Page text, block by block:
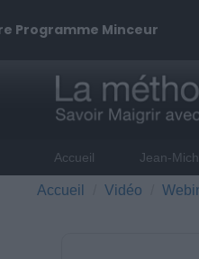
Accueil Jean-
Accueil Vidéo
Programme Minceur